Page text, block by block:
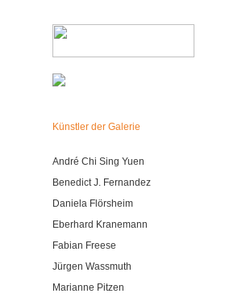
Künstler der Galerie
André Chi Sing Yuen
Benedict J. Fernandez
Daniela Flörsheim
Eberhard Kranemann
Fabian Freese
Jürgen Wassmuth
Marianne Pitzen